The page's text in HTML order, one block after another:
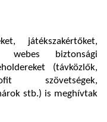
játékszakértőket,
webes biztonsági
(távközlők,
szövetségek,
stb.) is meghívtak